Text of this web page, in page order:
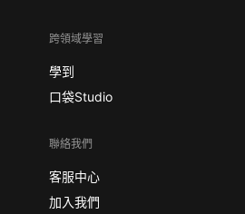
跨領域學習
學到
口袋Studio
聯絡我們
客服中心
加入我們